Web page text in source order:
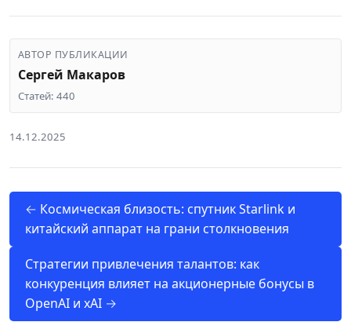
АВТОР ПУБЛИКАЦИИ
Сергей Макаров
Статей: 440
14.12.2025
← Космическая близость: спутник Starlink и
китайский аппарат на грани столкновения
Стратегии привлечения талантов: как
конкуренция влияет на акционерные бонусы в
OpenAI и xAI →